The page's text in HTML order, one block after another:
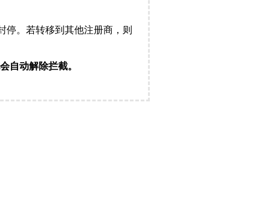
停。若转移到其他注册商，则
自动解除拦截。